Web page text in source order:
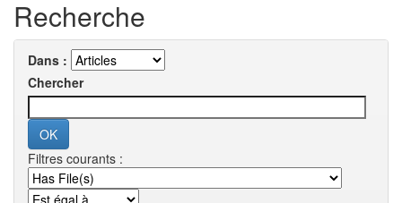
Recherche
Dans :
Chercher
Filtres courants :